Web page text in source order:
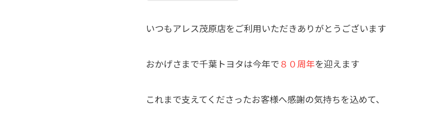
いつもアレス茂原店をご利用いただきありがとうございます
おかげさまで千葉トヨタは今年で８０周年を迎えます
これまで支えてくださったお客様へ感謝の気持ちを込めて、